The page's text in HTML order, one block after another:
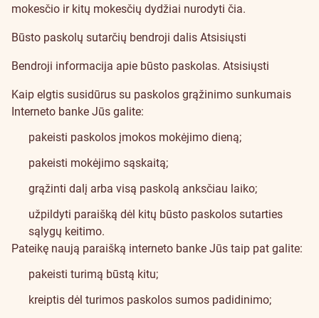
mokesčio ir kitų mokesčių dydžiai nurodyti čia.
Būsto paskolų sutarčių bendroji dalis Atsisiųsti
Bendroji informacija apie būsto paskolas. Atsisiųsti
Kaip elgtis susidūrus su paskolos grąžinimo sunkumais
Interneto banke Jūs galite:
pakeisti paskolos įmokos mokėjimo dieną;
pakeisti mokėjimo sąskaitą;
grąžinti dalį arba visą paskolą anksčiau laiko;
užpildyti paraišką dėl kitų būsto paskolos sutarties
sąlygų keitimo.
Pateikę naują paraišką interneto banke Jūs taip pat galite:
pakeisti turimą būstą kitu;
kreiptis dėl turimos paskolos sumos padidinimo;